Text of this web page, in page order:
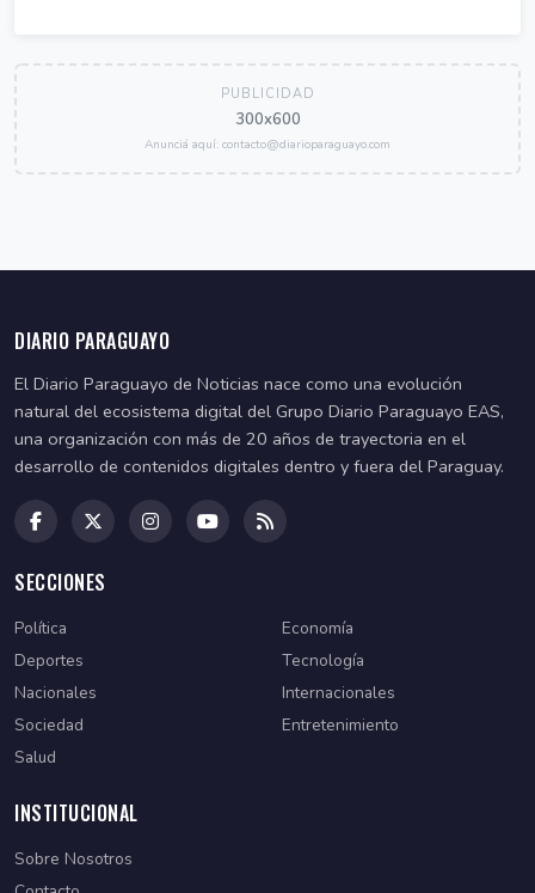
PUBLICIDAD
300x600
Anunciá aquí: contacto@diarioparaguayo.com
DIARIO PARAGUAYO
El Diario Paraguayo de Noticias nace como una evolución
natural del ecosistema digital del Grupo Diario Paraguayo EAS,
una organización con más de 20 años de trayectoria en el
desarrollo de contenidos digitales dentro y fuera del Paraguay.
SECCIONES
Política
Economía
Deportes
Tecnología
Nacionales
Internacionales
Sociedad
Entretenimiento
Salud
INSTITUCIONAL
Sobre Nosotros